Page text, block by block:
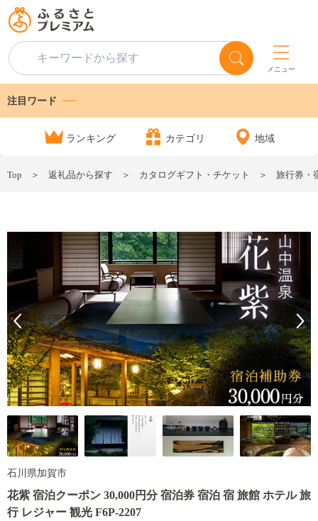
メニュー
注目ワード
ランキング カテゴリ 地域
Top 返礼品から探す カタログギフト・チケット 旅行券・
石川県加賀市
花紫 宿泊クーポン 30,000円分 宿泊券 宿泊 宿 旅館 ホテル 旅
行 レジャー 観光 F6P-2207